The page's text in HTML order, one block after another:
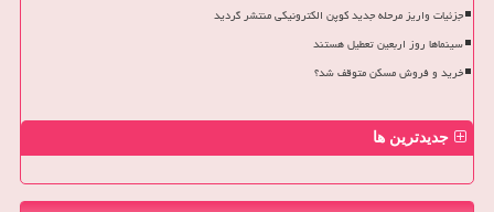
جزئیات واریز مرحله جدید کوپن الکترونیکی منتشر گردید
سینماها روز اربعین تعطیل هستند
خرید و فروش مسکن متوقف شد؟
جدیدترین ها